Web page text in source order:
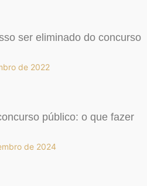
ser eliminado do concurso
de 2022
público: o que fazer
de 2024